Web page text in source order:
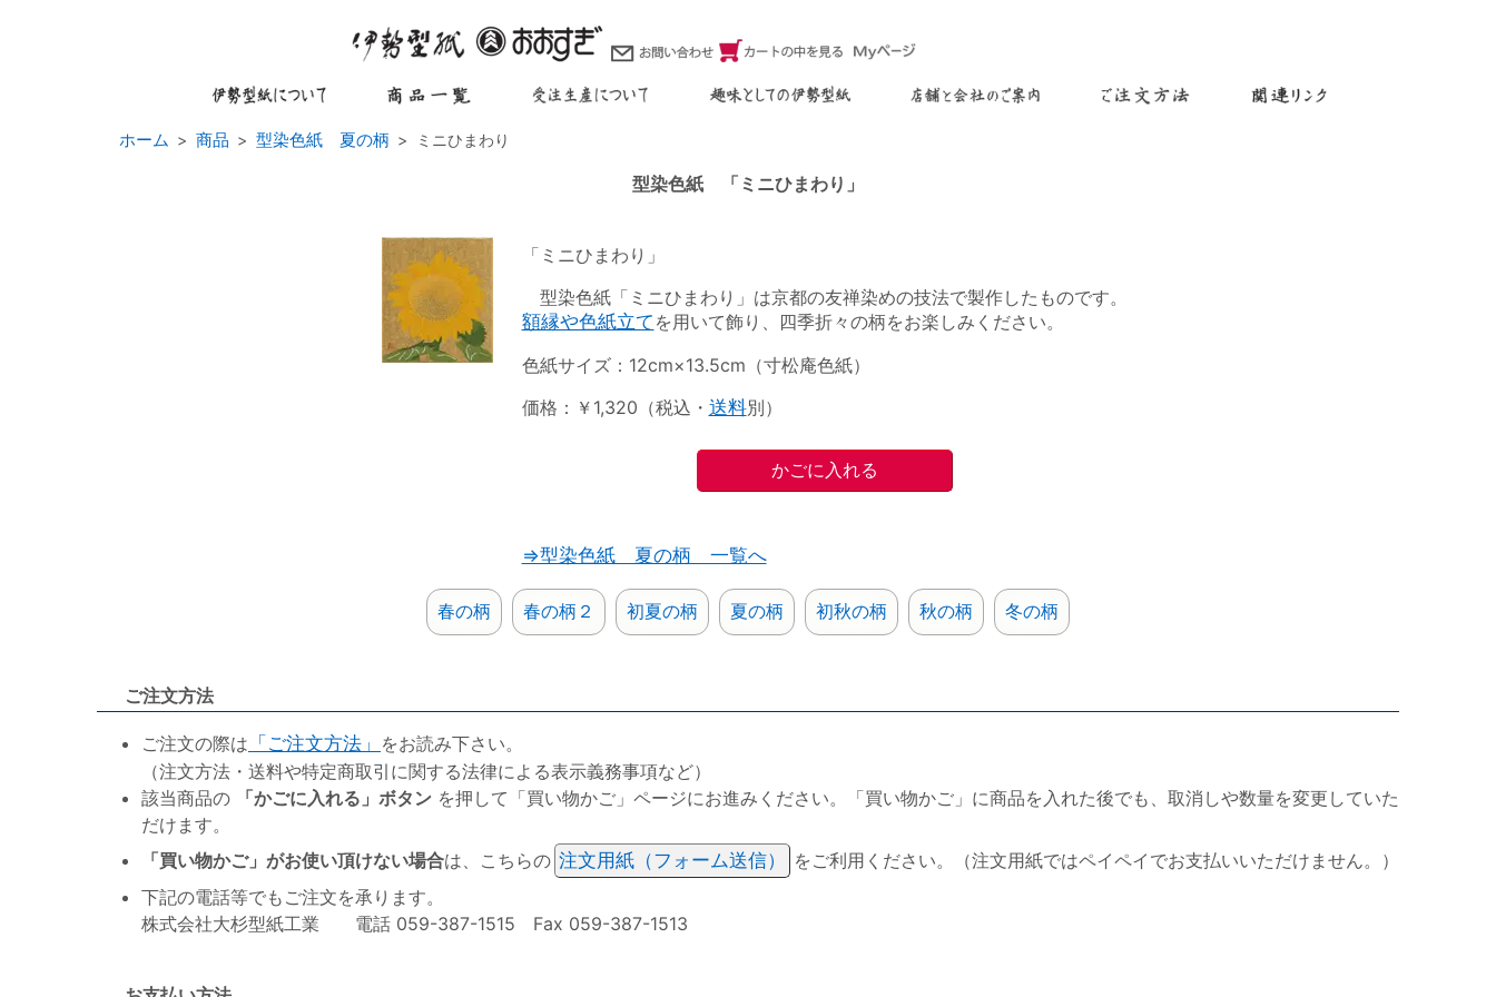
ホーム 商品 型染色紙 夏の柄 ミニひまわり
型染色紙 「ミニひまわり」
「ミニひまわり」
型染色紙「ミニひまわり」は京都の友禅染めの技法で製作したものです。
額縁や色紙立て を用いて飾り、四季折々の柄をお楽しみください。
色紙サイズ：12cm×13.5cm（寸松庵色紙）
価格：￥1,320（税込・ 送料別）
⇒型染色紙 夏の柄 一覧へ
春の柄 春の柄２ 初夏の柄 夏の柄 初秋の柄 秋の柄 冬の柄
ご注文方法
ご注文の際は 「ご注文方法」 をお読み下さい。
（注文方法・送料や特定商取引に関する法律による表示義務事項など）
該当商品の
「かごに入れる」ボタン を押して「買い物かご」ページにお進みください。「買い物かご」に商品を入れた後でも、取消しや数量を変更していた
だけます。
「買い物かご」がお使い頂けない場合は、こちらの 注文用紙（フォーム送信）
をご利用ください。（注文用紙ではペイペイでお支払いいただけません。）
下記の電話等でもご注文を承ります。
株式会社大杉型紙工業 電話 059-387-1515 Fax 059-387-1513